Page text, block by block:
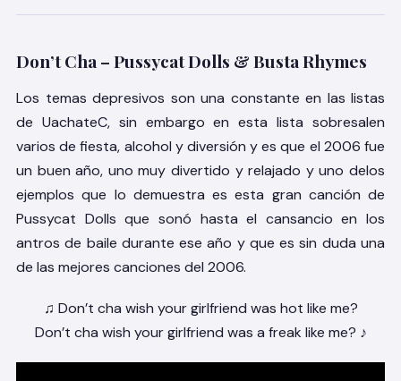
Don’t Cha – Pussycat Dolls & Busta Rhymes
Los temas depresivos son una constante en las listas
de UachateC, sin embargo en esta lista sobresalen
varios de fiesta, alcohol y diversión y es que el 2006 fue
un buen año, uno muy divertido y relajado y uno delos
ejemplos que lo demuestra es esta gran canción de
Pussycat Dolls que sonó hasta el cansancio en los
antros de baile durante ese año y que es sin duda una
de las mejores canciones del 2006.
♫ Don’t cha wish your girlfriend was hot like me?
Don’t cha wish your girlfriend was a freak like me? ♪